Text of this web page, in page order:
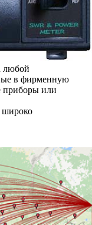
любой
в фирменную
приборы или
широко